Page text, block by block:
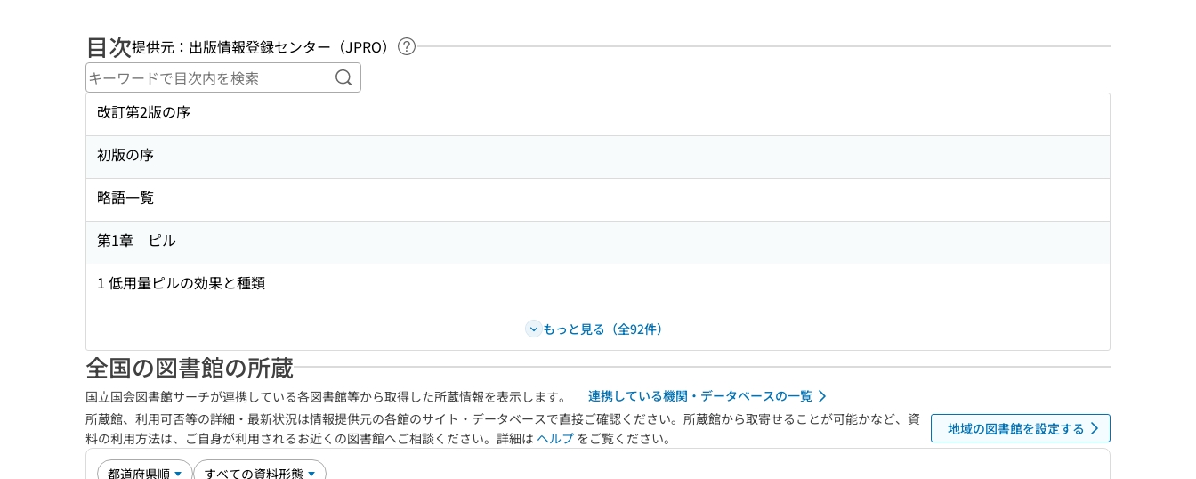
目次提供元：出版情報登録センター（JPRO）
ヘルプページへのリンク
キーワードで目次内を検索
改訂第2版の序
初版の序
略語一覧
第1章 ピル
1 低用量ピルの効果と種類
もっと見る（全92件）
全国の図書館の所蔵
国立国会図書館サーチが連携している各図書館等から取得した所蔵情報を表示します。
連携している機関・データベースの一覧
所蔵館、利用可否等の詳細・最新状況は情報提供元の各館のサイト・データベースで直接ご確認ください。所蔵館から取寄せることが可能かなど、資
料の利用方法は、ご自身が利用されるお近くの図書館へご相談ください。詳細は ヘルプ をご覧ください。
地域の図書館を設定する